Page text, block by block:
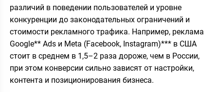
различий в поведении пользователей и уровне
конкуренции до законодательных ограничений и
стоимости рекламного трафика. Например, реклама
Google** Ads и Meta (Facebook, Instagram)*** в США
стоит в среднем в 1,5–2 раза дороже, чем в России,
при этом конверсии сильно зависят от настройки,
контента и позиционирования бизнеса.